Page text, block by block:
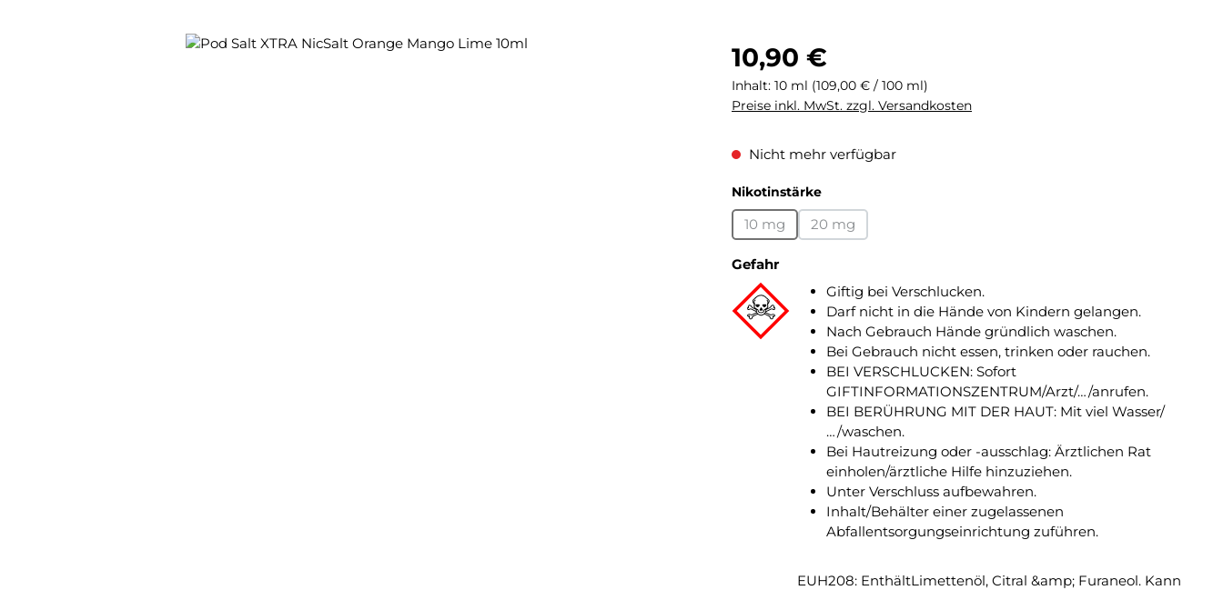
Bildergalerie überspringen Regulärer Preis:
10,90 €
Inhalt: 10 ml (109,00 € / 100 ml)
Preise inkl. MwSt. zzgl. Versandkosten
Nicht mehr verfügbar
Nikotinstärkeauswählen
10 mg
(Diese Option ist zurzeit nicht verfügbar.)
20 mg
(Diese Option ist zurzeit nicht verfügbar.)
Gefahr
Giftig bei Verschlucken.
Darf nicht in die Hände von Kindern gelangen.
Nach Gebrauch Hände gründlich waschen.
Bei Gebrauch nicht essen, trinken oder rauchen.
BEI VERSCHLUCKEN: Sofort
GIFTINFORMATIONSZENTRUM/Arzt/…/anrufen.
BEI BERÜHRUNG MIT DER HAUT: Mit viel Wasser/
…/waschen.
Bei Hautreizung oder -ausschlag: Ärztlichen Rat
einholen/ärztliche Hilfe hinzuziehen.
Unter Verschluss aufbewahren.
Inhalt/Behälter einer zugelassenen
Abfallentsorgungseinrichtung zuführen.
EUH208: EnthältLimettenöl, Citral &amp; Furaneol. Kann